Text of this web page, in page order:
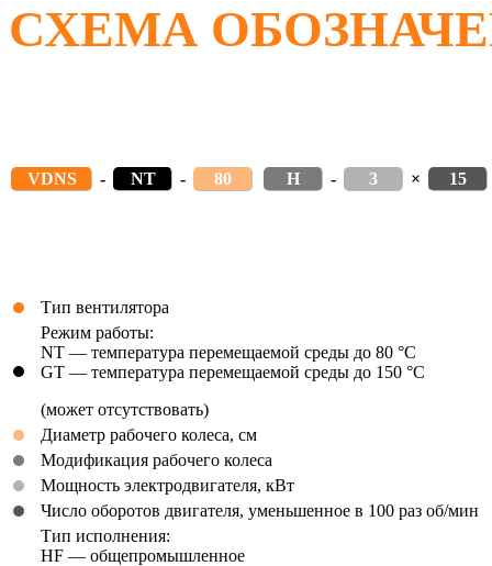
СХЕМА
VDNS - NT - 80 H - 3 × 15
Тип вентилятора
Режим работы:
NT — температура перемещаемой среды до 80 °С
GT — температура перемещаемой среды до 150 °С
(может отсутствовать)
Диаметр рабочего колеса, см
Модификация рабочего колеса
Мощность электродвигателя, кВт
Число оборотов двигателя, уменьшенное в 100 раз об/мин
Тип исполнения:
HF — общепромышленное